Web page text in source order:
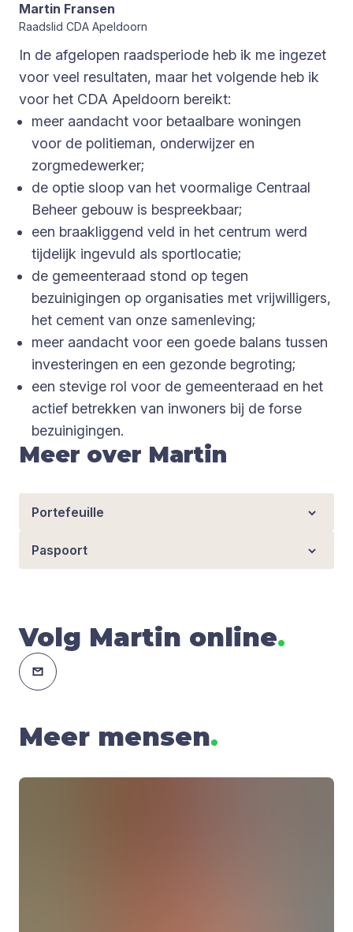
Martin Fransen
Raadslid CDA Apeldoorn
In de afgelopen raadsperiode heb ik me ingezet
voor veel resultaten, maar het volgende heb ik
voor het CDA Apeldoorn bereikt:
meer aandacht voor betaalbare woningen
voor de politieman, onderwijzer en
zorgmedewerker;
de optie sloop van het voormalige Centraal
Beheer gebouw is bespreekbaar;
een braakliggend veld in het centrum werd
tijdelijk ingevuld als sportlocatie;
de gemeenteraad stond op tegen
bezuinigingen op organisaties met vrijwilligers,
het cement van onze samenleving;
meer aandacht voor een goede balans tussen
investeringen en een gezonde begroting;
een stevige rol voor de gemeenteraad en het
actief betrekken van inwoners bij de forse
bezuinigingen.
Meer over Martin
Portefeuille
Paspoort
Volg Martin online.
Meer mensen.